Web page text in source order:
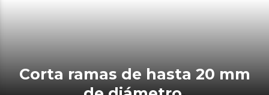
Corta ramas de hasta 20 mm